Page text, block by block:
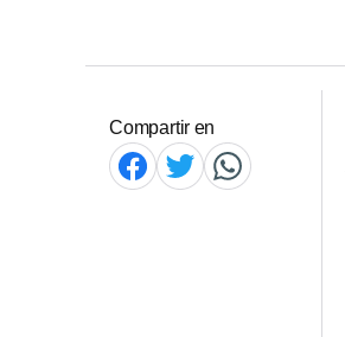
Compartir en